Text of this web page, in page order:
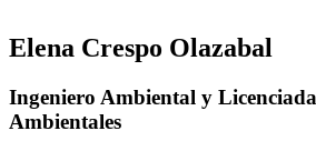
Elena Crespo Olazabal
Ingeniero Ambiental y
Ambientales